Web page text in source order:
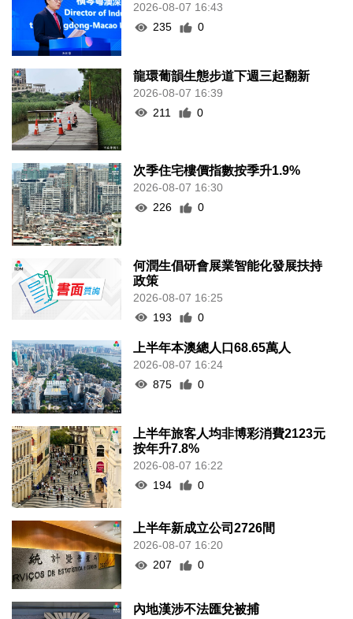
2026-08-07 16:43
235
0
龍環葡韻生態步道下週三起翻新
2026-08-07 16:39
211
0
次季住宅樓價指數按季升1.9%
2026-08-07 16:30
226
0
何潤生倡研會展業智能化發展扶持
政策
2026-08-07 16:25
193
0
上半年本澳總人口68.65萬人
2026-08-07 16:24
875
0
上半年旅客人均非博彩消費2123元
按年升7.8%
2026-08-07 16:22
194
0
上半年新成立公司2726間
2026-08-07 16:20
207
0
內地漢涉不法匯兌被捕